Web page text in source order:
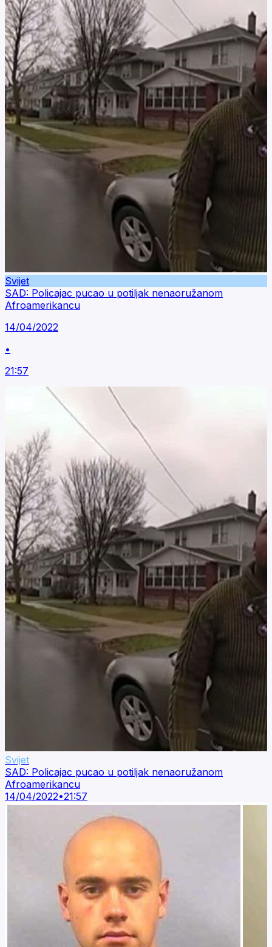
Svijet
SAD: Policajac pucao u potiljak nenaoružanom
Afroamerikancu
14/04/2022
•
21:57
Svijet
SAD: Policajac pucao u potiljak nenaoružanom
Afroamerikancu
14/04/2022•21:57